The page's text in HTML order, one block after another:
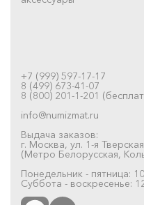
+7 (999) 597-17-17
8 (499) 673-41-07
8 (800) 201-1-201
info@numizmat.ru
Выдача заказов:
г. Москва, ул. 1-я
(Метро Белорусская,
Понедельник - пятница:
Суббота - воскресенье: